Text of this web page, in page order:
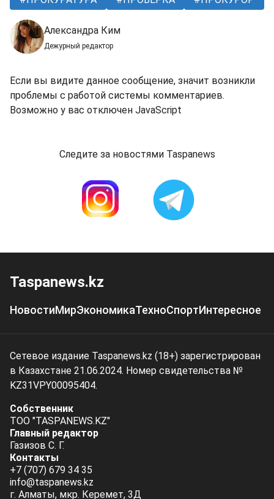
Александра Ким
Дежурный редактор
Если вы видите данное сообщение, значит возникли
проблемы с работой системы комментариев.
Возможно у вас отключен JavaScript
Следите за новостями Taspanews
Taspanews.kz
НовостиМирЭкономикаТехноСпортИнтересное
Сетевое издание Taspanews.kz (18+) зарегистрирован
в Казахстане 21.06.2024. Номер свидетельства №
KZ31VPY00095404.
Собственник
ТОО "TASPANEWS.KZ"
Главный редактор
Газизов С. Г.
Контакты
+7 (707) 679 34 35
info@taspanews.kz
г. Алматы, мкр. Керемет, 3Д